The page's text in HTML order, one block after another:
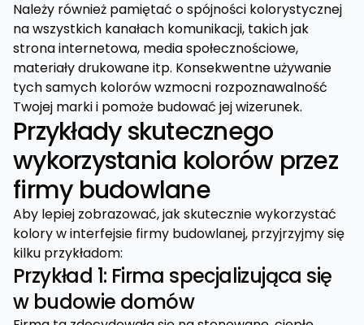
Należy również pamiętać o spójności kolorystycznej
na wszystkich kanałach komunikacji, takich jak
strona internetowa, media społecznościowe,
materiały drukowane itp. Konsekwentne używanie
tych samych kolorów wzmocni rozpoznawalność
Twojej marki i pomoże budować jej wizerunek.
Przykłady skutecznego
wykorzystania kolorów przez
firmy budowlane
Aby lepiej zobrazować, jak skutecznie wykorzystać
kolory w interfejsie firmy budowlanej, przyjrzyjmy się
kilku przykładom:
Przykład 1: Firma specjalizująca się
w budowie domów